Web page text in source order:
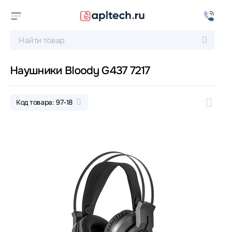
Наушники Bloody G437 7217
Код товара: 97-18